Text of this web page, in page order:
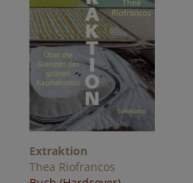
Extraktion
Thea Riofrancos